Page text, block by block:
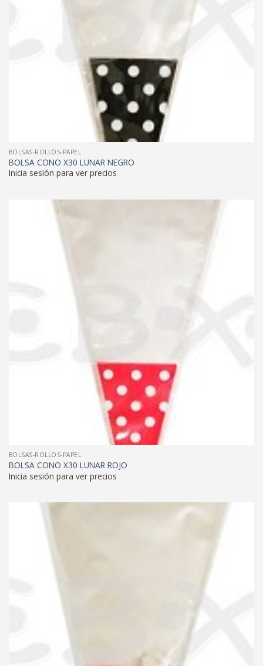
BOLSAS-ROLLOS-PAPEL
BOLSA CONO X30 LUNAR NEGRO
Inicia sesión para ver precios
BOLSAS-ROLLOS-PAPEL
BOLSA CONO X30 LUNAR ROJO
Inicia sesión para ver precios